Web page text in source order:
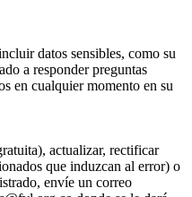
datos sensibles, como su
a responder preguntas
en cualquier momento en su
actualizar, rectificar
que induzcan al error) o
envíe un correo